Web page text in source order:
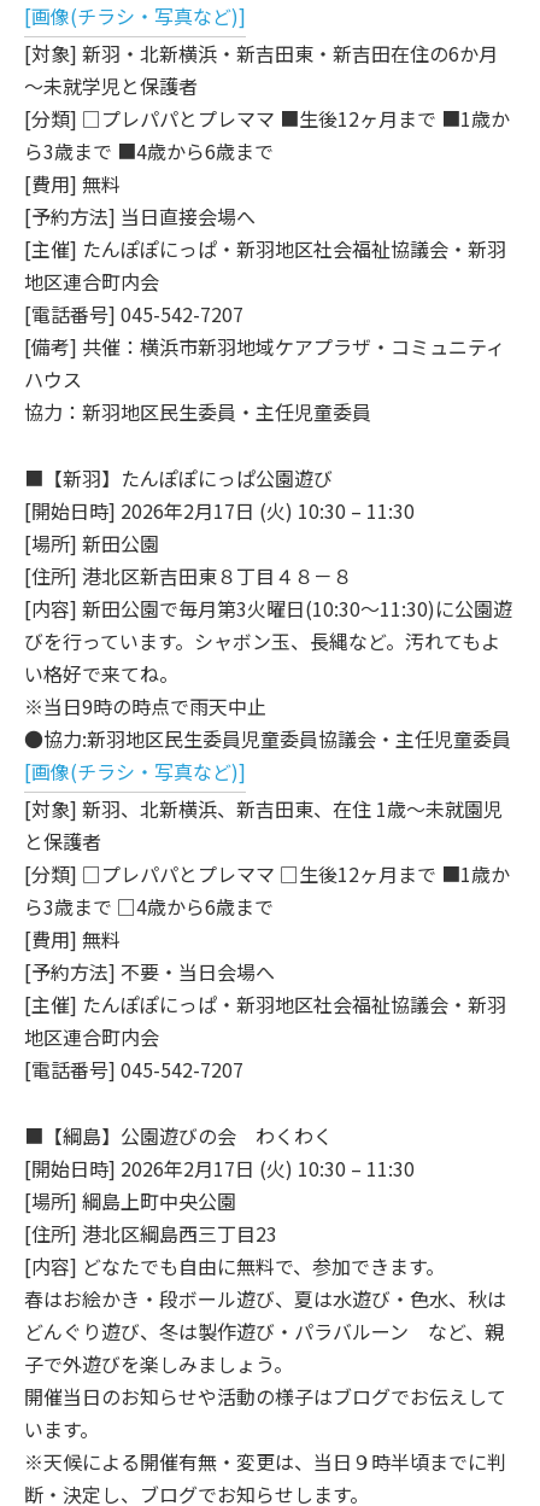
[画像(チラシ・写真など)]
[対象] 新羽・北新横浜・新吉田東・新吉田在住の6か月
～未就学児と保護者
[分類] □プレパパとプレママ ■生後12ヶ月まで ■1歳か
ら3歳まで ■4歳から6歳まで
[費用] 無料
[予約方法] 当日直接会場へ
[主催] たんぽぽにっぱ・新羽地区社会福祉協議会・新羽
地区連合町内会
[電話番号] 045-542-7207
[備考] 共催：横浜市新羽地域ケアプラザ・コミュニティ
ハウス
協力：新羽地区民生委員・主任児童委員
■【新羽】たんぽぽにっぱ公園遊び
[開始日時] 2026年2月17日 (火) 10:30 – 11:30
[場所] 新田公園
[住所] 港北区新吉田東８丁目４８－８
[内容] 新田公園で毎月第3火曜日(10:30～11:30)に公園遊
びを行っています。シャボン玉、長縄など。汚れてもよ
い格好で来てね。
※当日9時の時点で雨天中止
●協力:新羽地区民生委員児童委員協議会・主任児童委員
[画像(チラシ・写真など)]
[対象] 新羽、北新横浜、新吉田東、在住 1歳～未就園児
と保護者
[分類] □プレパパとプレママ □生後12ヶ月まで ■1歳か
ら3歳まで □4歳から6歳まで
[費用] 無料
[予約方法] 不要・当日会場へ
[主催] たんぽぽにっぱ・新羽地区社会福祉協議会・新羽
地区連合町内会
[電話番号] 045-542-7207
■【綱島】公園遊びの会 わくわく
[開始日時] 2026年2月17日 (火) 10:30 – 11:30
[場所] 綱島上町中央公園
[住所] 港北区綱島西三丁目23
[内容] どなたでも自由に無料で、参加できます。
春はお絵かき・段ボール遊び、夏は水遊び・色水、秋は
どんぐり遊び、冬は製作遊び・パラバルーン など、親
子で外遊びを楽しみましょう。
開催当日のお知らせや活動の様子はブログでお伝えして
います。
※天候による開催有無・変更は、当日９時半頃までに判
断・決定し、ブログでお知らせします。